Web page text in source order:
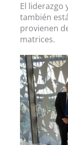
El liderazgo
también
provienen
matrices.